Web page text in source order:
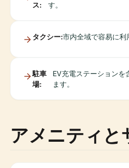
ス:
す。
タクシー:市内全域で容易に利
駐車
場:
EV充電ステーションを
ます。
アメニティと